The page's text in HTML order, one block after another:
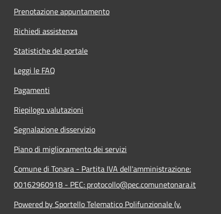
Prenotazione appuntamento
Richiedi assistenza
Statistiche del portale
Leggi le FAQ
Pagamenti
Riepilogo valutazioni
Segnalazione disservizio
Piano di miglioramento dei servizi
Comune di Tonara - Partita IVA dell'amministrazione:
00162960918 - PEC: protocollo@pec.comunetonara.it
Powered by Sportello Telematico Polifunzionale (v.